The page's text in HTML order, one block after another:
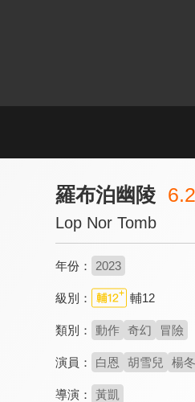
羅布泊幽陵 6.2
Lop Nor Tomb
年份： 2023
級別： 輔12
類別： 動作 奇幻 冒險
演員： 白恩 胡雪兒 楊
導演： 黃凱